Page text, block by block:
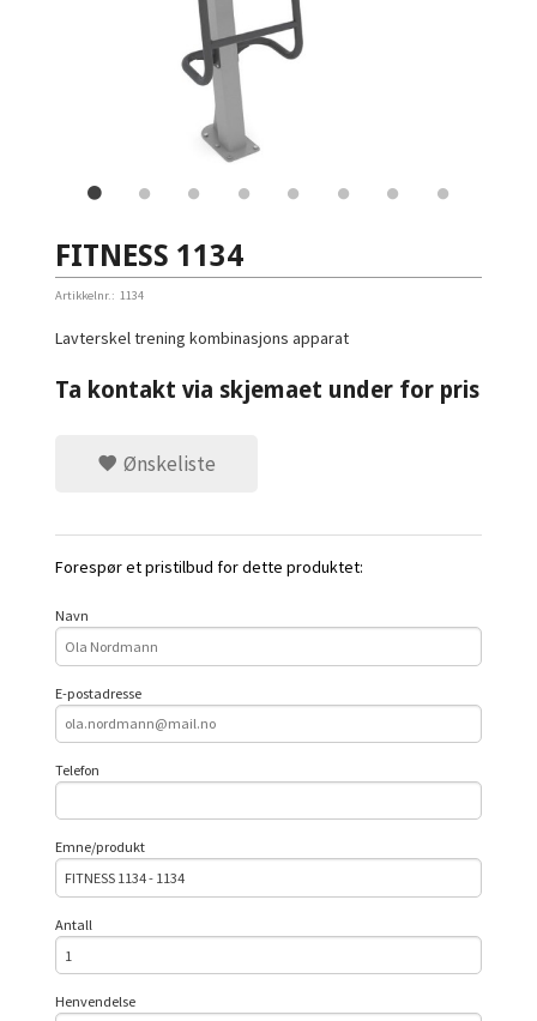
FITNESS 1134
Artikkelnr.: 1134
Lavterskel trening kombinasjons apparat
Ta kontakt via skjemaet under for pris
Ønskeliste
Forespør et pristilbud for dette produktet:
Navn
E-postadresse
Telefon
Emne/produkt
Antall
Henvendelse